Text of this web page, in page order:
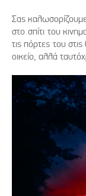
Σας καλωσορίζουμε
στο σπίτι του
τις πόρτες του
οικείο, αλλά